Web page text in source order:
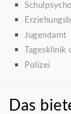
Jugendamt
Tagesklinik
Polizei
Das